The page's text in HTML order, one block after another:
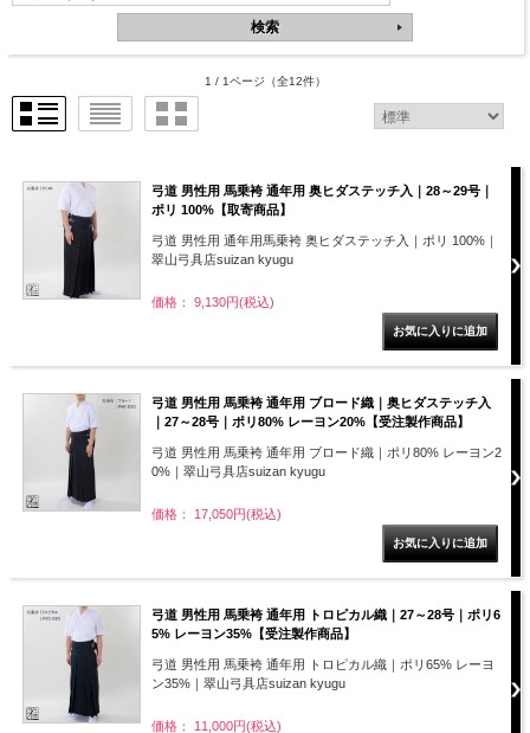
1 / 1ページ （全12件）
弓道 男性用 馬乗袴 通年用 奥ヒダステッチ入｜28～29号｜
ポリ 100%【取寄商品】
弓道 男性用 通年用馬乗袴 奥ヒダステッチ入｜ポリ 100%｜
翠山弓具店suizan kyugu
価格： 9,130円(税込)
弓道 男性用 馬乗袴 通年用 ブロード織｜奥ヒダステッチ入
｜27～28号｜ポリ80% レーヨン20%【受注製作商品】
弓道 男性用 馬乗袴 通年用 ブロード織｜ポリ80% レーヨン2
0%｜翠山弓具店suizan kyugu
価格： 17,050円(税込)
弓道 男性用 馬乗袴 通年用 トロピカル織｜27～28号｜ポリ6
5% レーヨン35%【受注製作商品】
弓道 男性用 馬乗袴 通年用 トロピカル織｜ポリ65% レーヨ
ン35%｜翠山弓具店suizan kyugu
価格： 11,000円(税込)